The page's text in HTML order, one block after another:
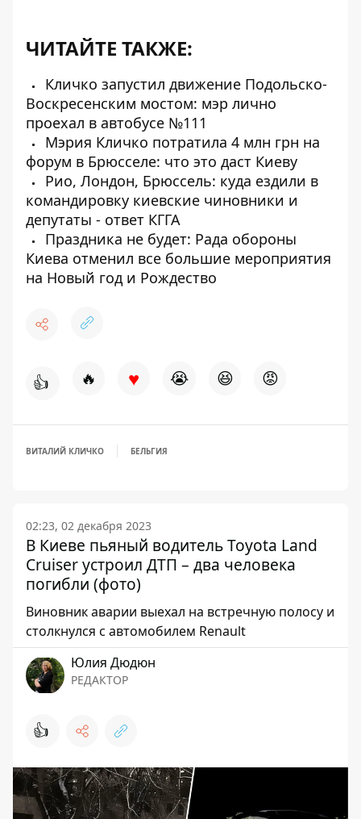
ЧИТАЙТЕ ТАКЖЕ:
Кличко запустил движение Подольско-
Воскресенским мостом: мэр лично
проехал в автобусе №111
Мэрия Кличко потратила 4 млн грн на
форум в Брюсселе: что это даст Киеву
Рио, Лондон, Брюссель: куда ездили в
командировку киевские чиновники и
депутаты - ответ КГГА
Праздника не будет: Рада обороны
Киева отменил все большие мероприятия
на Новый год и Рождество
👍 🔥 ♥ 😭 😆 😡
ВИТАЛИЙ КЛИЧКО БЕЛЬГИЯ
02:23, 02 декабря 2023
В Киеве пьяный водитель Toyota Land
Cruiser устроил ДТП – два человека
погибли (фото)
Виновник аварии выехал на встречную полосу и
столкнулся с автомобилем Renault
Юлия Дюдюн
РЕДАКТОР
👍